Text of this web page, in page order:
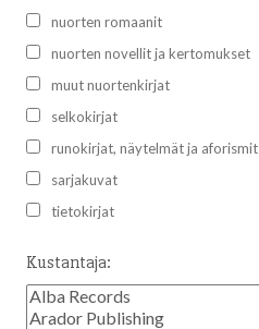
nuorten romaanit
nuorten novellit ja kertomukset
muut nuortenkirjat
selkokirjat
runokirjat, näytelmät ja aforismit
sarjakuvat
tietokirjat
Kustantaja: